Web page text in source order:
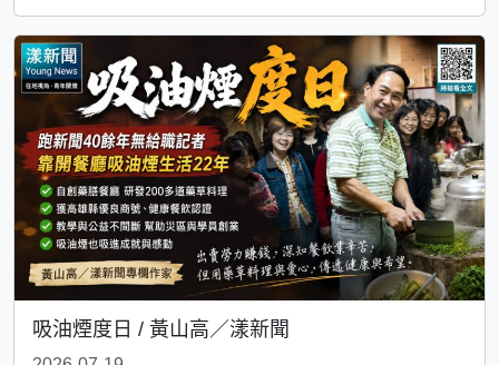
吸油煙度日 / 黃山高／漾新聞